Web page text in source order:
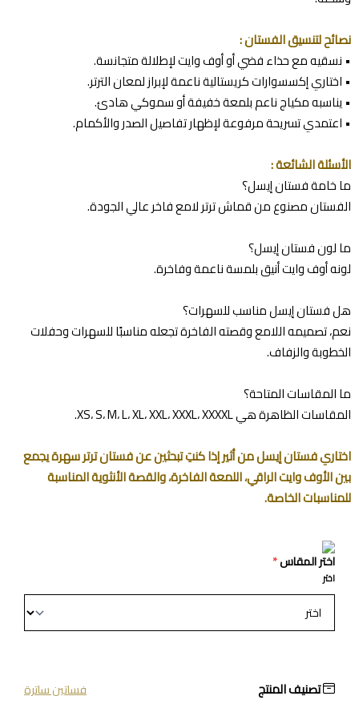
نصائح لتنسيق الفستان :
• نسقيه مع حذاء فضي أو أوف وايت لإطلالة متجانسة.
• اختاري إكسسوارات كريستالية ناعمة لإبراز لمعان الترتر.
• يناسبه مكياج ناعم بلمعة خفيفة أو سموكي هادئ.
• اعتمدي تسريحة مرفوعة لإظهار تفاصيل الصدر والأكمام.
الأسئلة الشائعة :
ما خامة فستان إيسل؟
الفستان مصنوع من قماش ترتر لامع فاخر عالي الجودة.
ما لون فستان إيسل؟
لونه أوف وايت أنيق بلمسة ناعمة وفاخرة.
هل فستان إيسل مناسب للسهرات؟
نعم، تصميمه اللامع وقصته الفاخرة تجعله مناسبًا للسهرات وحفلات
الخطوبة والزفاف.
ما المقاسات المتاحة؟
المقاسات الظاهرة هي XS، S، M، L، XL، XXL، XXXL، XXXXL.
اختاري فستان إيسل من أثير إذا كنتِ تبحثين عن فستان ترتر سهرة يجمع
بين الأوف وايت الراقي، اللمعة الفاخرة، والقصة الأنثوية المناسبة
للمناسبات الخاصة.
اختر المقاس*
اختر
تصنيف المنتج فساتين ساترة